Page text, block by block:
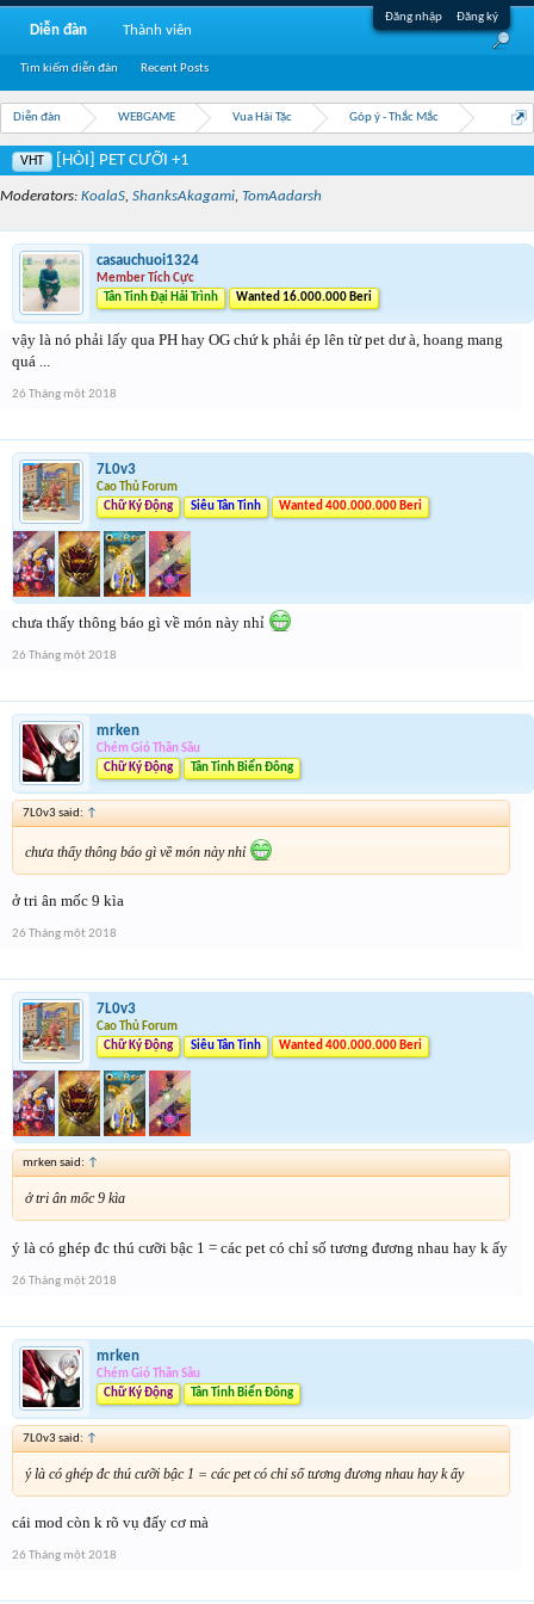
Đăng nhập Đăng ký
Diễn đàn WEBGAME Vua Hải Tặc Góp ý - Thắc Mắc
VHT [HỎI] PET CƯỠI +1
Moderators: KoalaS, ShanksAkagami, TomAadarsh
casauchuoi1324
Member Tích Cực
Tân Tinh Đại Hải Trình
Wanted 16.000.000 Beri
vậy là nó phải lấy qua PH hay OG chứ k phải ép lên từ pet dư à, hoang mang
quá ...
26 Tháng một 2018
7L0v3
Cao Thủ Forum
Chữ Ký Động
Siêu Tân Tinh Wanted 400.000.000 Beri
chưa thấy thông báo gì về món này nhỉ
26 Tháng một 2018
mrken
Chém Gió Thần Sầu
Chữ Ký Động
Tân Tinh Biển Đông
7L0v3 said: ↑
chưa thấy thông báo gì về món này nhỉ
ở tri ân mốc 9 kìa
26 Tháng một 2018
7L0v3
Cao Thủ Forum
Chữ Ký Động
Siêu Tân Tinh Wanted 400.000.000 Beri
mrken said: ↑
ở tri ân mốc 9 kìa
ý là có ghép đc thú cưỡi bậc 1 = các pet có chỉ số tương đương nhau hay k ấy
26 Tháng một 2018
mrken
Chém Gió Thần Sầu
Chữ Ký Động
Tân Tinh Biển Đông
7L0v3 said: ↑
ý là có ghép đc thú cưỡi bậc 1 = các pet có chỉ số tương đương nhau hay k ấy
cái mod còn k rõ vụ đấy cơ mà
26 Tháng một 2018
Diễn đàn
Tìm kiếm diễn đàn Recent Posts
Thành viên